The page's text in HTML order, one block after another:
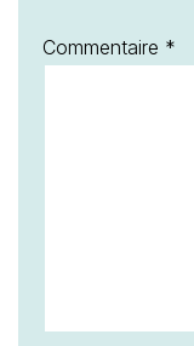
Commentaire *